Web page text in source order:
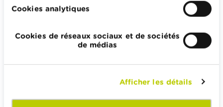
Cookies analytiques
Cookies de réseaux sociaux et de sociétés
de médias
Afficher les détails
un compte d’épargne
devient,
après retenue du précompte mobilier, un intérêt
Famille